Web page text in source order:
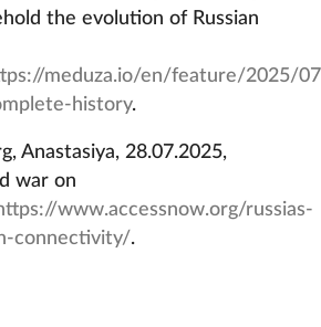
the evolution of Russian
meduza.io/en/feature/2025/
history.
Anastasiya, 28.07.2025,
war on
www.accessnow.org/russias-
connectivity/.